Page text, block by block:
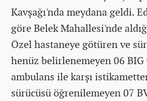
Kavşağı'nda meydana geldi.
göre Belek Mahallesi'nde
Özel hastaneye götüren ve
henüz belirlenemeyen 06 BIG
ambulans ile karşı
sürücüsü öğrenilemeyen 07